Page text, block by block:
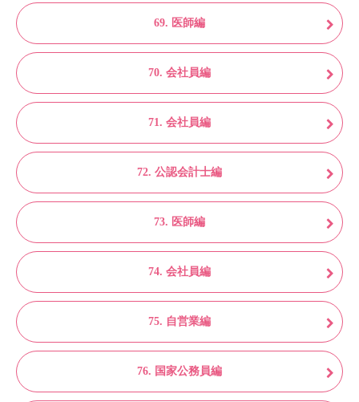
69. 医師編
70. 会社員編
71. 会社員編
72. 公認会計士編
73. 医師編
74. 会社員編
75. 自営業編
76. 国家公務員編